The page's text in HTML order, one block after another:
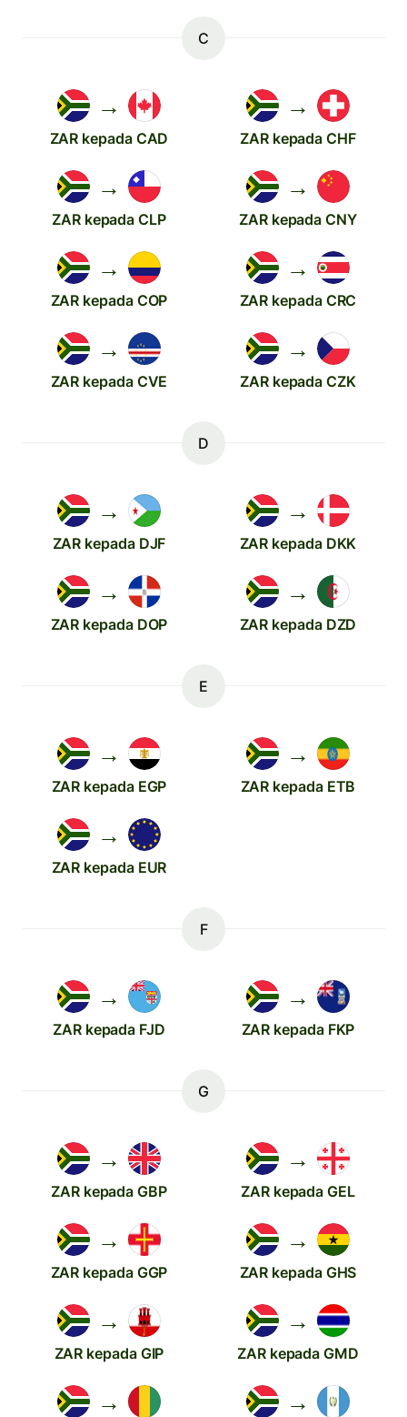
C
→
ZAR kepada CAD
→
ZAR kepada CHF
→
ZAR kepada CLP
→
ZAR kepada CNY
→
ZAR kepada COP
→
ZAR kepada CRC
→
ZAR kepada CVE
→
ZAR kepada CZK
D
→
ZAR kepada DJF
→
ZAR kepada DKK
→
ZAR kepada DOP
→
ZAR kepada DZD
E
→
ZAR kepada EGP
→
ZAR kepada ETB
→
ZAR kepada EUR
F
→
ZAR kepada FJD
→
ZAR kepada FKP
G
→
ZAR kepada GBP
→
ZAR kepada GEL
→
ZAR kepada GGP
→
ZAR kepada GHS
→
ZAR kepada GIP
→
ZAR kepada GMD
→ →